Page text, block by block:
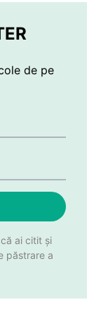
de pe
ai citit și
păstrare a